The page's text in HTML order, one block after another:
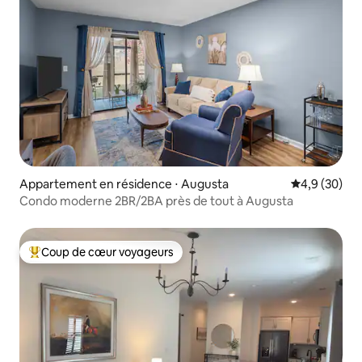
Appartement en résidence ⋅ Augusta Évaluation
4,9 (30)
Condo moderne 2BR/2BA près de tout à Augusta
Coups de cœur voyageurs les plus appréciés
Coup de cœur voyageurs